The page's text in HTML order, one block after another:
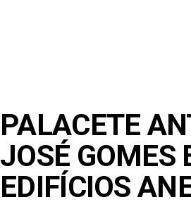
PALACETE
JOSÉ GOMES
EDIFÍCIOS